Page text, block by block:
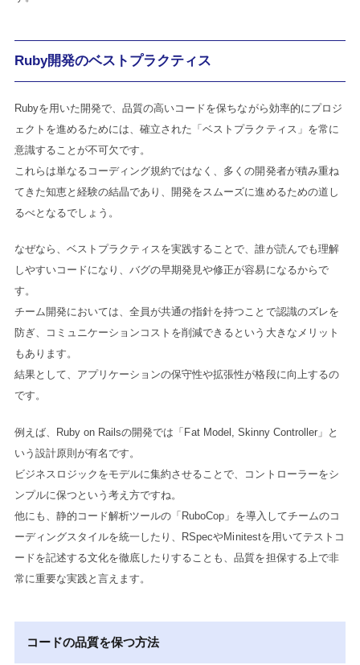
Ruby開発のベストプラクティス
Rubyを用いた開発で、品質の高いコードを保ちながら効率的にプロジ
ェクトを進めるためには、確立された「ベストプラクティス」を常に
意識することが不可欠です。
これらは単なるコーディング規約ではなく、多くの開発者が積み重ね
てきた知恵と経験の結晶であり、開発をスムーズに進めるための道し
るべとなるでしょう。
なぜなら、ベストプラクティスを実践することで、誰が読んでも理解
しやすいコードになり、バグの早期発見や修正が容易になるからで
す。
チーム開発においては、全員が共通の指針を持つことで認識のズレを
防ぎ、コミュニケーションコストを削減できるという大きなメリット
もあります。
結果として、アプリケーションの保守性や拡張性が格段に向上するの
です。
例えば、Ruby on Railsの開発では「Fat Model, Skinny Controller」と
いう設計原則が有名です。
ビジネスロジックをモデルに集約させることで、コントローラーをシ
ンプルに保つという考え方ですね。
他にも、静的コード解析ツールの「RuboCop」を導入してチームのコ
ーディングスタイルを統一したり、RSpecやMinitestを用いてテストコ
ードを記述する文化を徹底したりすることも、品質を担保する上で非
常に重要な実践と言えます。
コードの品質を保つ方法